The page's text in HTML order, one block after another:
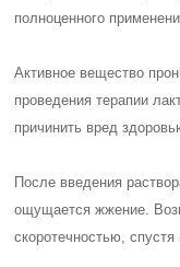
полноценного
Активное вещество
проведения терапии
причинить вред
После введения
ощущается жжение.
скоротечностью,